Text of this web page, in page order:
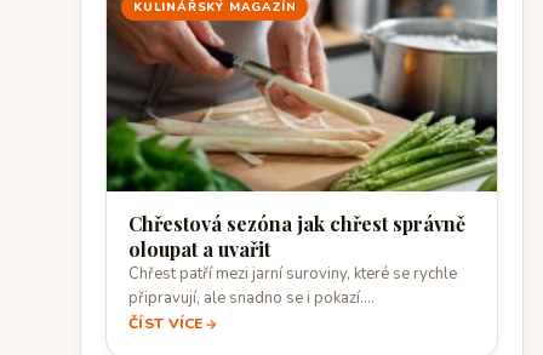
KULINÁŘSKÝ MAGAZÍN
Chřestová sezóna jak chřest správně
oloupat a uvařit
Chřest patří mezi jarní suroviny, které se rychle
připravují, ale snadno se i pokazí.…
ČÍST VÍCE